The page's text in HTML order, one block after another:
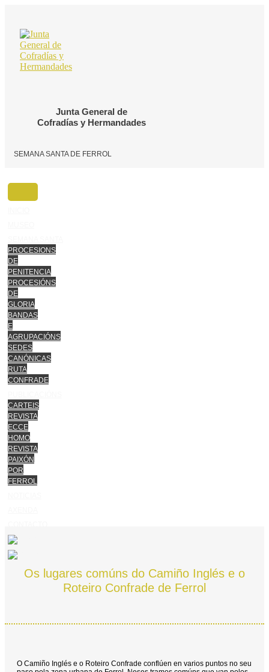
contido
Junta General de
Cofradías y Hermandades
SEMANA SANTA DE FERROL
PROCESIONS
DE
PENITENCIA
PROCESIÓNS
DE
GLORIA
BANDAS
E
AGRUPACIÓNS
SEDES
CANÓNICAS
RUTA
CONFRADE
CARTEIS
REVISTA
ECCE
HOMO
REVISTA
PAIXÓN
POR
FERROL
Os lugares comúns do Camiño Inglés e o
Roteiro Confrade de Ferrol
O Camiño Inglés e o Roteiro Confrade conflúen en varios puntos no seu